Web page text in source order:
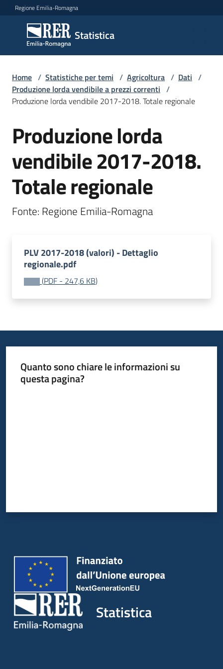
Vai al contenuto
Vai alla navigazione
Vai al footer
Regione Emilia-Romagna
Statistica
Statistica
Novità
Studi
e
analisi
Statistiche
per
Metadati
Seguici
Home / Statistiche per temi / Agricoltura / Dati /
Produzione lorda vendibile a prezzi correnti /
Produzione lorda vendibile 2017-2018. Totale regionale
Produzione lorda
vendibile 2017-2018.
Totale regionale
Fonte: Regione Emilia-Romagna
PLV 2017-2018 (valori) - Dettaglio
regionale.pdf
(PDF - 247,6 KB)
Quanto sono chiare le informazioni su
questa pagina?
Statistica